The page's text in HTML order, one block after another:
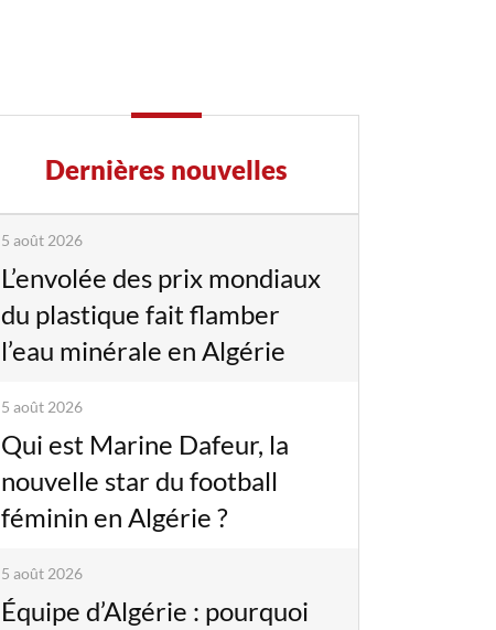
Dernières nouvelles
5 août 2026
L’envolée des prix mondiaux
du plastique fait flamber
l’eau minérale en Algérie
5 août 2026
Qui est Marine Dafeur, la
nouvelle star du football
féminin en Algérie ?
5 août 2026
Équipe d’Algérie : pourquoi